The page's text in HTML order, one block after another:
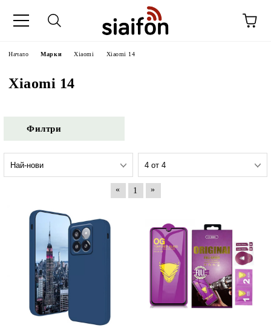
Начало Марки Xiaomi Xiaomi 14
Xiaomi 14
Филтри
« 1 »